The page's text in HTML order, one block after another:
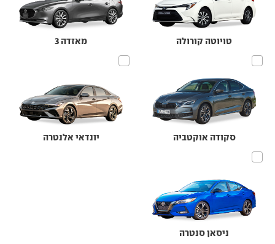
טויוטה קורולה מאזדה 3
סקודה אוקטביה יונדאי אלנטרה
ניסאן סנטרה